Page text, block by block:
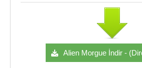
Alien Morgue İndir -